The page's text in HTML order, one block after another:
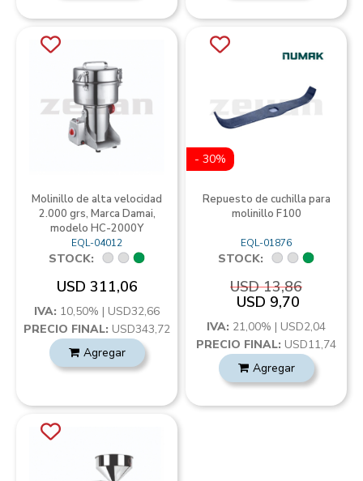
Molinillo de alta velocidad
2.000 grs, Marca Damai,
modelo HC-2000Y
EQL-04012
STOCK:
USD 311,06
IVA: 10,50% | USD32,66
PRECIO FINAL: USD343,72
Agregar
- 30%
Repuesto de cuchilla para
molinillo F100
EQL-01876
STOCK:
USD 13,86
USD 9,70
IVA: 21,00% | USD2,04
PRECIO FINAL: USD11,74
Agregar